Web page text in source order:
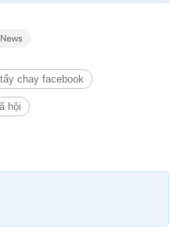
tẩy chay facebook
hội